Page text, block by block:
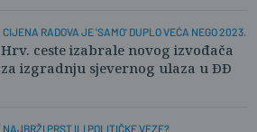
CIJENA RADOVA JE 'SAMO' DUPLO VEĆA NEGO 2023.
Hrv. ceste izabrale novog izvođača
za izgradnju sjevernog ulaza u ĐĐ
NAJBRŽI PRST ILI POLITIČKE VEZE?